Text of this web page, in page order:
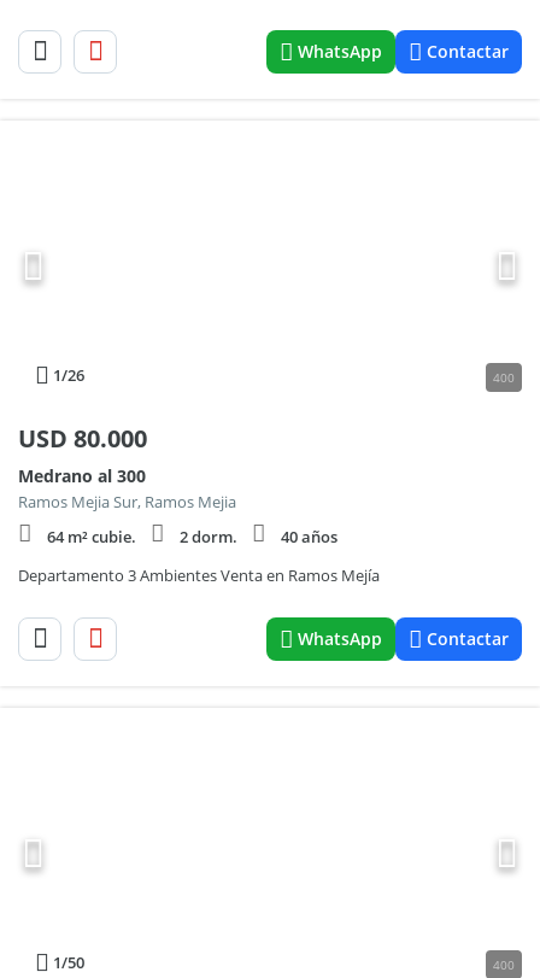
WhatsApp Contactar
1/26 400
USD 80.000
Medrano al 300
Ramos Mejia Sur, Ramos Mejia
64 m² cubie.
2 dorm.
40 años
Departamento 3 Ambientes Venta en Ramos Mejía
WhatsApp Contactar
1/50 400